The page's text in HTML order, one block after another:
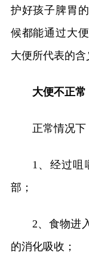
护好孩子脾胃
候都能通过大
大便所代表的含
大便不正
正常情况下
1、经过咀
部；
2、食物进
的消化吸收；